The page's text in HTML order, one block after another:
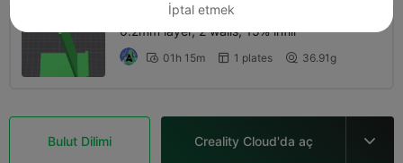
0.2mm layer, 2 walls, 15% infill
 01h 15m  1 plates  36.91g
Bulut Dilimi Creality Cloud'da aç 
İptal etmek